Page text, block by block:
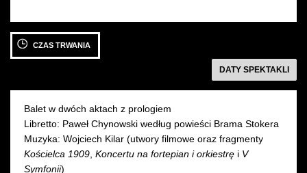
Sala Moniuszki
następnyDATY SPEKTAKLI
CZAS TRWANIA
Balet w dwóch aktach z prologiem
Libretto: Paweł Chynowski według powieści Brama Stokera
Muzyka: Wojciech Kilar (utwory filmowe oraz fragmenty
Kościelca 1909 Koncertu na fortepian i orkiestrę i V
Symfonii)